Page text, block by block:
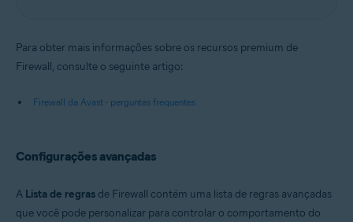
Para obter mais informações sobre os recursos premium de
Firewall, consulte o seguinte artigo:
Firewall da Avast - perguntas frequentes
Configurações avançadas
A Lista de regras de Firewall contém uma lista de regras avançadas
que você pode personalizar para controlar o comportamento do